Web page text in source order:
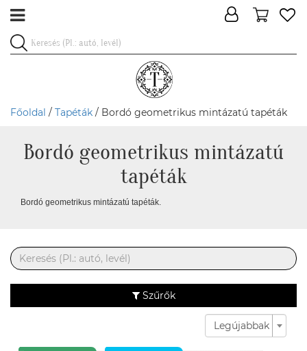
Főoldal / Tapéták / Bordó geometrikus mintázatú tapéták
Bordó geometrikus mintázatú
tapéták
Bordó geometrikus mintázatú tapéták.
Szűrők
Legújabbak